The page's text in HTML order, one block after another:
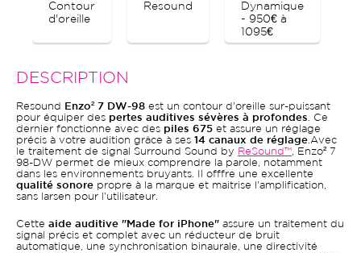
Contour
d'oreille
Resound
Dynamique
- 950€ à
1095€
DESCRIPTION
Resound Enzo² 7 DW-98 est un contour d'oreille sur-puissant
pour équiper des pertes auditives sévères à profondes . Ce
dernier fonctionne avec des piles 675 et assure un réglage
précis à votre audition grâce à ses 14 canaux de réglage .Avec
le traitement de signal Surround Sound by
ReSound™ , Enzo² 7
98-DW permet de mieux comprendre la parole, notamment
dans les environnements bruyants. Il offfre une excellente
qualité sonore propre à la marque et maitrise l'amplification,
sans larsen pour l'utilisateur.
Cette aide auditive "Made for iPhone" assure un traitement du
signal précis et complet avec un réducteur de bruit
automatique, une synchronisation binaurale, une directivité